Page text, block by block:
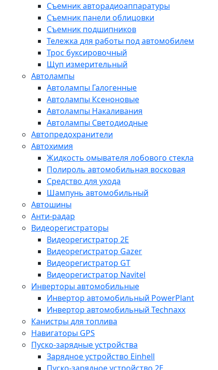
Съемник авторадиоаппаратуры
Съемник панели облицовки
Съемник подшипников
Тележка для работы под автомобилем
Трос буксировочный
Щуп измерительный
Автолампы
Автолампы Галогенные
Автолампы Ксеноновые
Автолампы Накаливания
Автолампы Светодиодные
Автопредохранители
Автохимия
Жидкость омывателя лобового стекла
Полироль автомобильная восковая
Средство для ухода
Шампунь автомобильный
Автошины
Анти-радар
Видеорегистраторы
Видеорегистратор 2E
Видеорегистратор Gazer
Видеорегистратор GT
Видеорегистратор Navitel
Инверторы автомобильные
Инвертор автомобильный PowerPlant
Инвертор автомобильный Technaxx
Канистры для топлива
Навигаторы GPS
Пуско-зарядные устройства
Зарядное устройство Einhell